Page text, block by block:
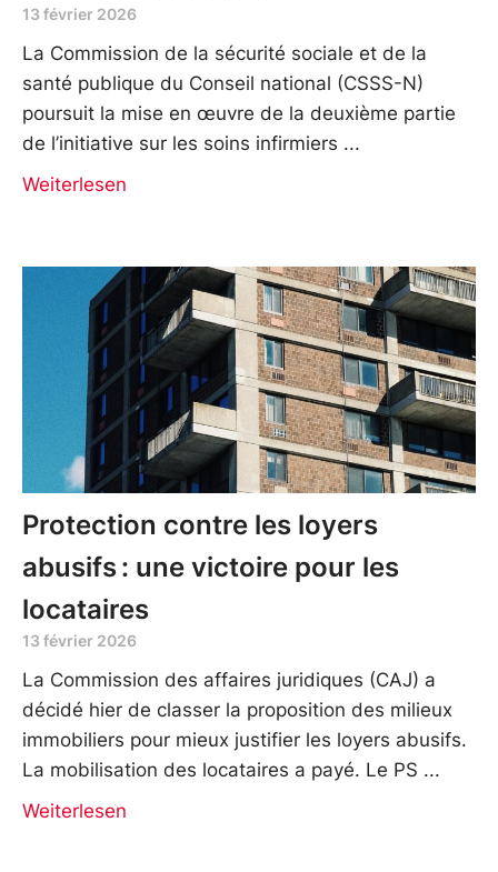
13 février 2026
La Commission de la sécurité sociale et de la
santé publique du Conseil national (CSSS-N)
poursuit la mise en œuvre de la deuxième partie
de l’initiative sur les soins infirmiers
Weiterlesen
Protection contre les loyers
abusifs : une victoire pour les
locataires
13 février 2026
La Commission des affaires juridiques (CAJ) a
décidé hier de classer la proposition des milieux
immobiliers pour mieux justifier les loyers abusifs.
La mobilisation des locataires a payé. Le PS
Weiterlesen